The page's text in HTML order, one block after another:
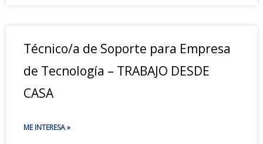
Técnico/a de Soporte para Empresa
de Tecnología – TRABAJO DESDE
CASA
ME INTERESA »